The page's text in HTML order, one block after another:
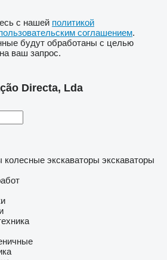
с нашей политикой
соглашением.
будут обработаны с целью
ваш запрос.
Directa, Lda
колесные экскаваторы экскаваторы